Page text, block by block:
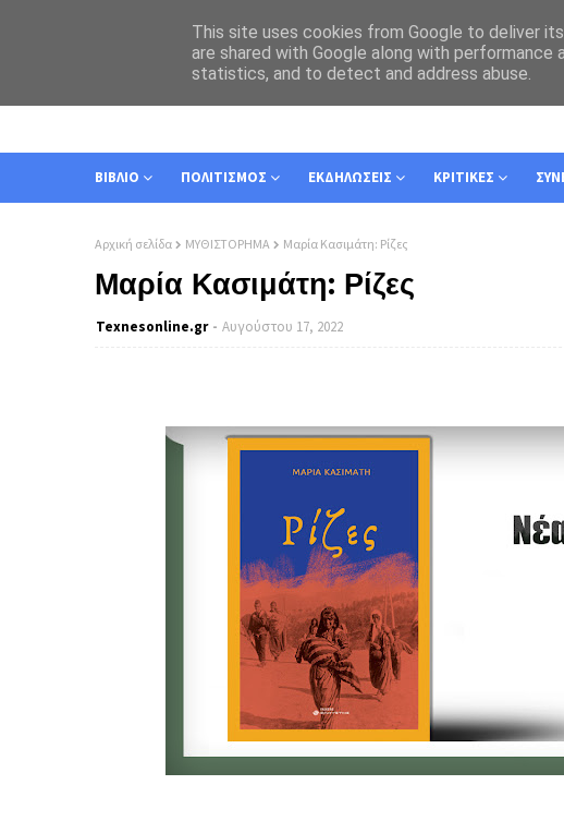
ΣΧΕΤΙΚΑ ΕΠΙΚΟΙΝΩΝΙΑ
ΒΙΒΛΙΟ ΠΟΛΙΤΙΣΜΟΣ ΕΚΔΗΛΩΣΕΙΣ ΚΡΙΤΙΚΕΣ
Αρχική σελίδα ΜΥΘΙΣΤΟΡΗΜΑ Μαρία Κασιμάτη: Ρίζες
Μαρία Κασιμάτη: Ρίζες
Texnesοnline.gr Αυγούστου 17, 2022
This site uses cookies from Google to deliver
are shared with Google along with
statistics, and to detect and address abuse.